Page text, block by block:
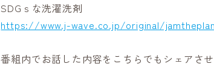
SDGｓな洗濯洗剤
https://www.j-wave.co.jp/original/
番組内でお話した内容をこちらでもシェアさせ